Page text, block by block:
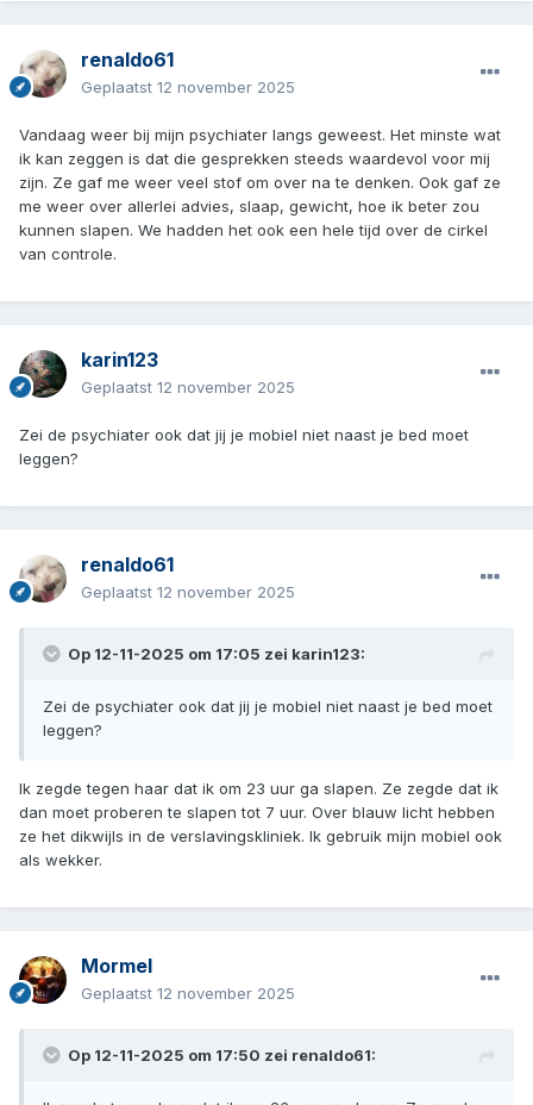
renaldo61
Geplaatst 12 november 2025
Vandaag weer bij mijn psychiater langs geweest. Het minste wat
ik kan zeggen is dat die gesprekken steeds waardevol voor mij
zijn. Ze gaf me weer veel stof om over na te denken. Ook gaf ze
me weer over allerlei advies, slaap, gewicht, hoe ik beter zou
kunnen slapen. We hadden het ook een hele tijd over de cirkel
van controle.
karin123
Geplaatst 12 november 2025
Zei de psychiater ook dat jij je mobiel niet naast je bed moet
leggen?
renaldo61
Geplaatst 12 november 2025
Op 12-11-2025 om 17:05 zei karin123:
Zei de psychiater ook dat jij je mobiel niet naast je bed moet
leggen?
Ik zegde tegen haar dat ik om 23 uur ga slapen. Ze zegde dat ik
dan moet proberen te slapen tot 7 uur. Over blauw licht hebben
ze het dikwijls in de verslavingskliniek. Ik gebruik mijn mobiel ook
als wekker.
Mormel
Geplaatst 12 november 2025
Op 12-11-2025 om 17:50 zei renaldo61: